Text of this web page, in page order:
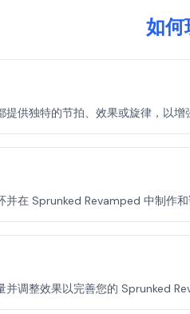
如
供独特的节拍、效果或旋律，以
在 Sprunked Revamped 中制作和
调整效果以完善您的 Sprunked